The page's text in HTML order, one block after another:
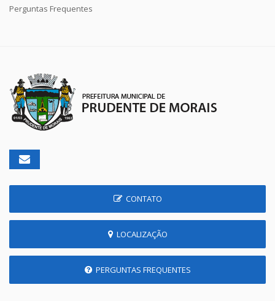
Perguntas Frequentes
CONTATO
LOCALIZAÇÃO
PERGUNTAS FREQUENTES